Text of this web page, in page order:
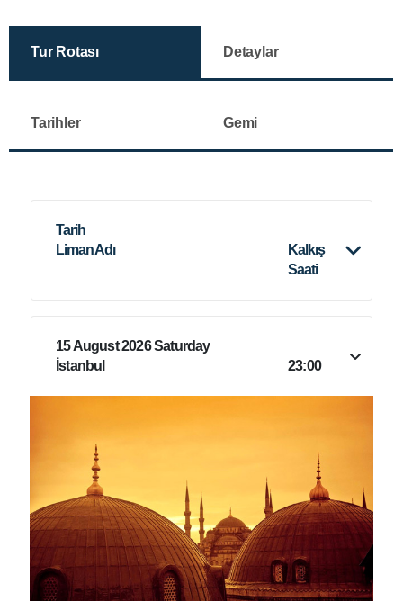
Tur Rotası Detaylar
Tarihler Gemi
Tarih
Liman Adı
Kalkış
Saati
15 August 2026 Saturday
İstanbul
23:00